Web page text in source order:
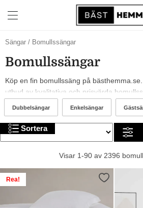
bomullssängar
bomullssängar
Sängar / Bomullssängar
Bomullssängar
Köp en fin bomullssäng på
utbud av kvalitativa och prisvärda
är det trendigt med röda, bruna och gröna
sortimentet kan du hitta allt från billiga till
Trevlig shopping!
Dubbelsängar Enkelsängar
Sortera
Visar 1-90 av 2396
Rea!